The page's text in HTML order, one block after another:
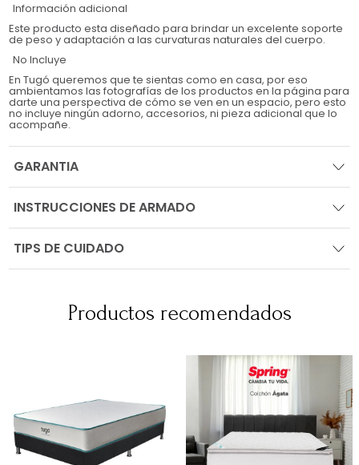
Información adicional
Este producto esta diseñado para brindar un excelente soporte
de peso y adaptación a las curvaturas naturales del cuerpo.
No Incluye
En Tugó queremos que te sientas como en casa, por eso
ambientamos las fotografías de los productos en la página para
darte una perspectiva de cómo se ven en un espacio, pero esto
no incluye ningún adorno, accesorios, ni pieza adicional que lo
acompañe.
GARANTIA
INSTRUCCIONES DE ARMADO
TIPS DE CUIDADO
Productos recomendados